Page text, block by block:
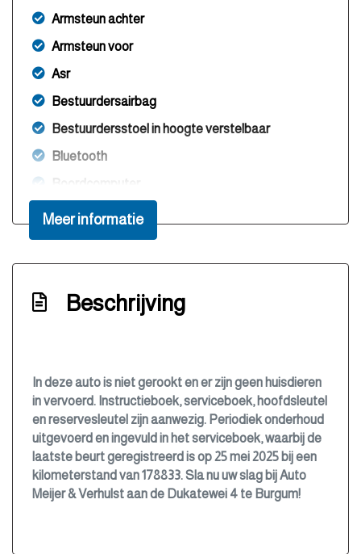
Armsteun achter
Armsteun voor
Asr
Bestuurdersairbag
Bestuurdersstoel in hoogte verstelbaar
Bluetooth
Boordcomputer
Buitentemperatuurmeter
Bumpers en spiegels in carrosseriekleur
Bumpers in carrosseriekleur
Centrale deurvergrendeling met
afstandsbediening
Elektrisch bedienbare ramen
Elektronisch stabiliteits programma
Elektronische remkrachtverdeling
Hoofd airbag(s) achter
Hoofd airbag(s) voor
Meer informatie
Beschrijving
In deze auto is niet gerookt en er zijn geen huisdieren
in vervoerd. Instructieboek, serviceboek, hoofdsleutel
en reservesleutel zijn aanwezig. Periodiek onderhoud
uitgevoerd en ingevuld in het serviceboek, waarbij de
laatste beurt geregistreerd is op 25 mei 2025 bij een
kilometerstand van 178833. Sla nu uw slag bij Auto
Meijer & Verhulst aan de Dukatewei 4 te Burgum!